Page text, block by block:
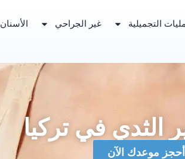
التجميلية غير الجراحي الأسنان
الثدي في تركيا
‏أحجز موعدك الآن